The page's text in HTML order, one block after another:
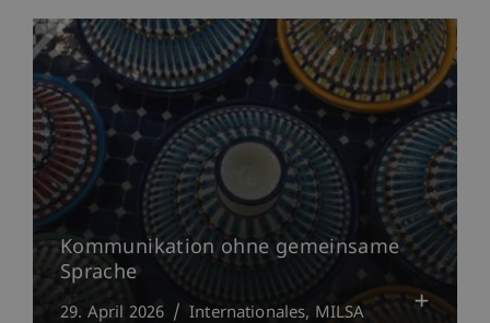
Kommunikation ohne gemeinsame
Sprache
29. April 2026 Internationales MILSA